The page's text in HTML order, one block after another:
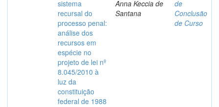
sistema
recursal do
processo penal:
análise dos
recursos em
espécie no
projeto de lei nº
8.045/2010 à
luz da
constituição
federal de 1988
Anna Keccia de
Santana
de
Conclusão
de Curso